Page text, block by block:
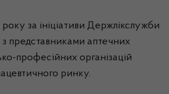
за ініціативи Держлікслужби
представниками аптечних
професійних організацій
ринку.